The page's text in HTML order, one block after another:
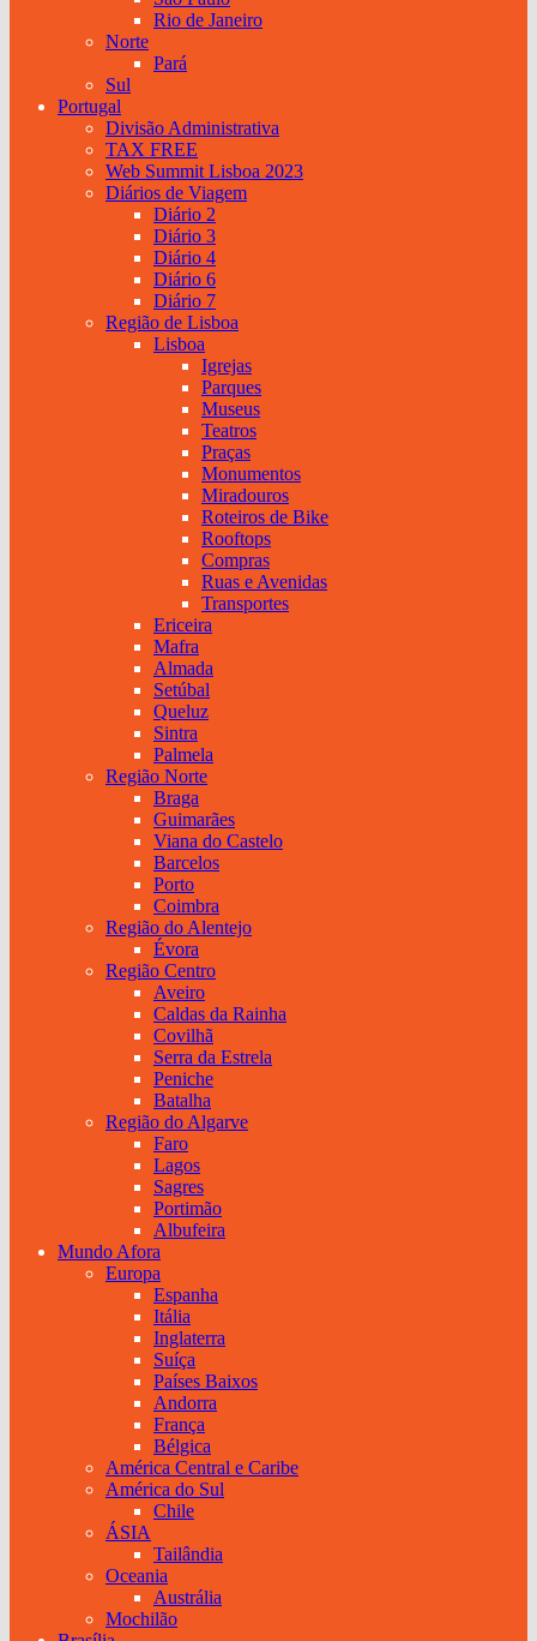
Rio de Janeiro
Norte
Pará
Sul
Portugal
Divisão Administrativa
TAX FREE
Web Summit Lisboa 2023
Diários de Viagem
Diário 2
Diário 3
Diário 4
Diário 6
Diário 7
Região de Lisboa
Lisboa
Igrejas
Parques
Museus
Teatros
Praças
Monumentos
Miradouros
Roteiros de Bike
Rooftops
Compras
Ruas e Avenidas
Transportes
Ericeira
Mafra
Almada
Setúbal
Queluz
Sintra
Palmela
Região Norte
Braga
Guimarães
Viana do Castelo
Barcelos
Porto
Coimbra
Região do Alentejo
Évora
Região Centro
Aveiro
Caldas da Rainha
Covilhã
Serra da Estrela
Peniche
Batalha
Região do Algarve
Faro
Lagos
Sagres
Portimão
Albufeira
Mundo Afora
Europa
Espanha
Itália
Inglaterra
Suíça
Países Baixos
Andorra
França
Bélgica
América Central e Caribe
América do Sul
Chile
ÁSIA
Tailândia
Oceania
Austrália
Mochilão